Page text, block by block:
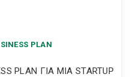
PLAN
PLAN ΓΙΑ ΜΙΑ STARTUP